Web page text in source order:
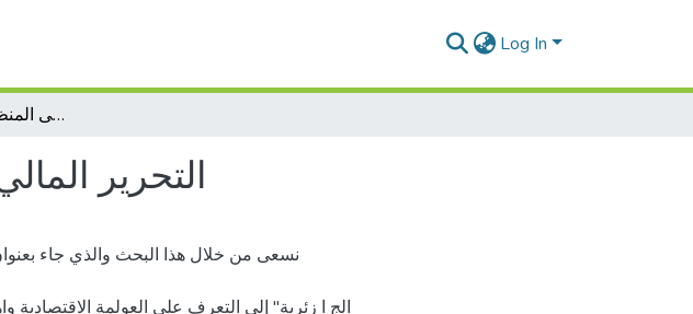
Log In
التحرير المالي وانعكاساته على المنظومة البنكية الجزائرية
التحرير
نسعى من خلال هذا البحث والذي جاء
الج ا زئرية" إلى التعرف على العولمة الاقتصادية